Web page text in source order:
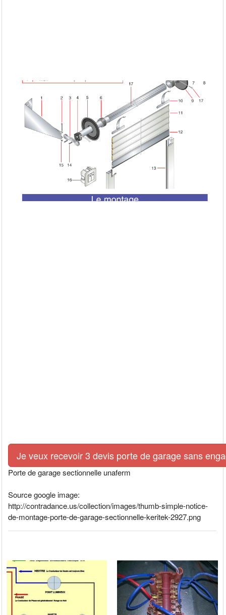
Je veux recevoir 3 devis porte de garage sans
Porte de garage sectionnelle unaferm
Source google image:
http://contradance.us/collection/images/thumb-simple-notice-
de-montage-porte-de-garage-sectionnelle-keritek-2927.png